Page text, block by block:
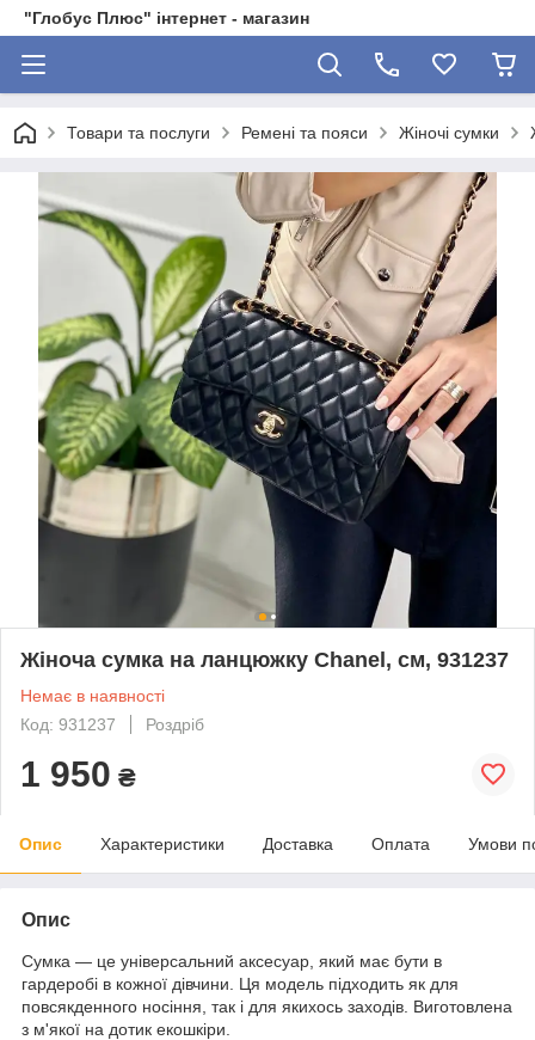
"Глобус Плюс" інтернет - магазин
Товари та послуги Ремені та пояси Жіночі сумки
Жіноча сумка на ланцюжку Chanel, см, 931237
Немає в наявності
Код: 931237
Роздріб
1 950 ₴
Опис Характеристики Доставка Оплата Умови
Опис
Сумка — це універсальний аксесуар, який має бути в
гардеробі в кожної дівчини. Ця модель підходить як для
повсякденного носіння, так і для якихось заходів. Виготовлена
з м'якої на дотик екошкіри.